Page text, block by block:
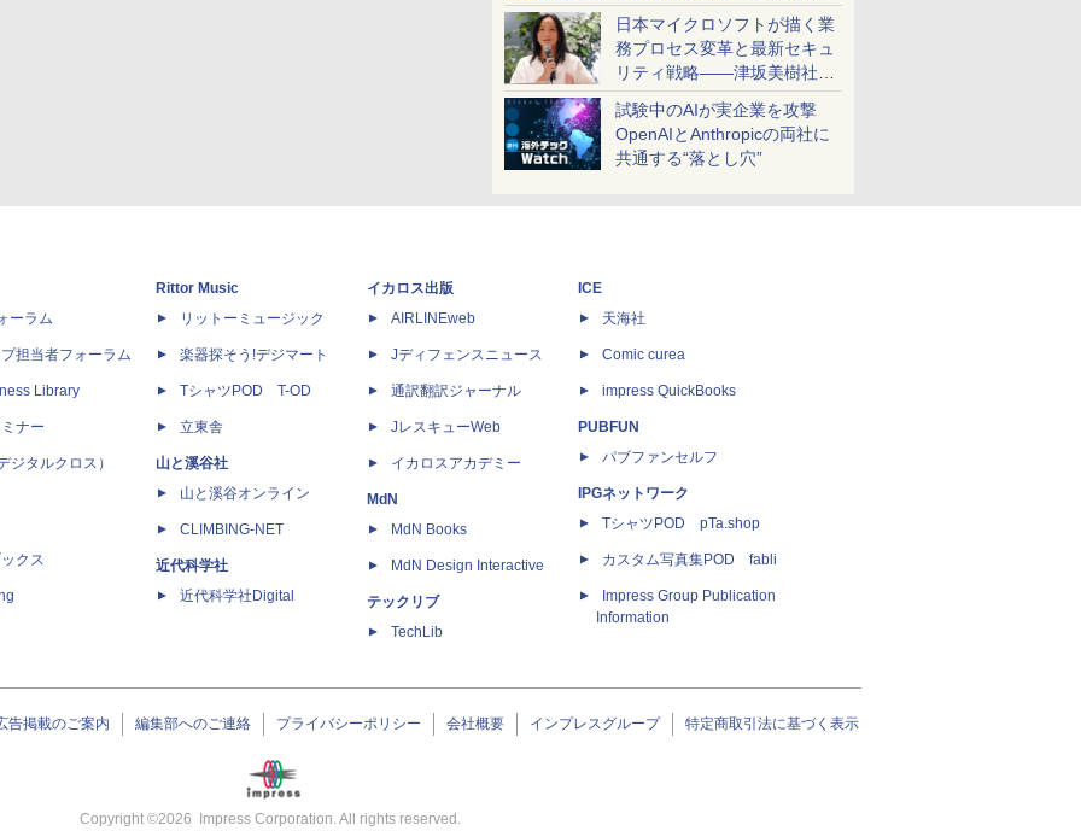
かした「AI商談記録 for
RICOH」を展開へ
日本マイクロソフトが描く業
務プロセス変革と最新セキュ
リティ戦略――津坂美樹社長
が2027年度戦略を説明
試験中のAIが実企業を攻撃
OpenAIとAnthropicの両社に
共通する“落とし穴”
ーラム
担当者フォーラム
Library
ナー
ジタルクロス）
クス
Rittor Music
リットーミュージック
楽器探そう!デジマート
TシャツPOD T-OD
立東舎
山と溪谷社
山と溪谷オンライン
CLIMBING-NET
近代科学社
近代科学社Digital
イカロス出版
AIRLINEweb
Jディフェンスニュース
通訳翻訳ジャーナル
JレスキューWeb
イカロスアカデミー
MdN
MdN Books
MdN Design Interactive
テックリブ
TechLib
ICE
天海社
Comic curea
impress QuickBooks
PUBFUN
パブファンセルフ
IPGネットワーク
TシャツPOD pTa.shop
カスタム写真集POD fabli
Impress Group Publication
Information
告掲載のご案内 編集部へのご連絡 プライバシーポリシー 会社概要 インプレスグループ 特定商取引法に基づく表示
Copyright ©2026 Impress Corporation. All rights reserved.